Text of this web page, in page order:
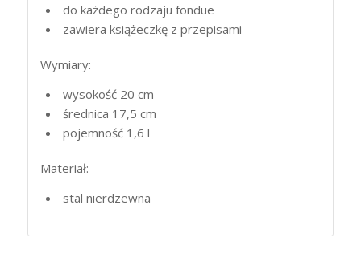
do każdego rodzaju fondue
zawiera książeczkę z przepisami
Wymiary:
wysokość 20 cm
średnica 17,5 cm
pojemność 1,6 l
Materiał:
stal nierdzewna